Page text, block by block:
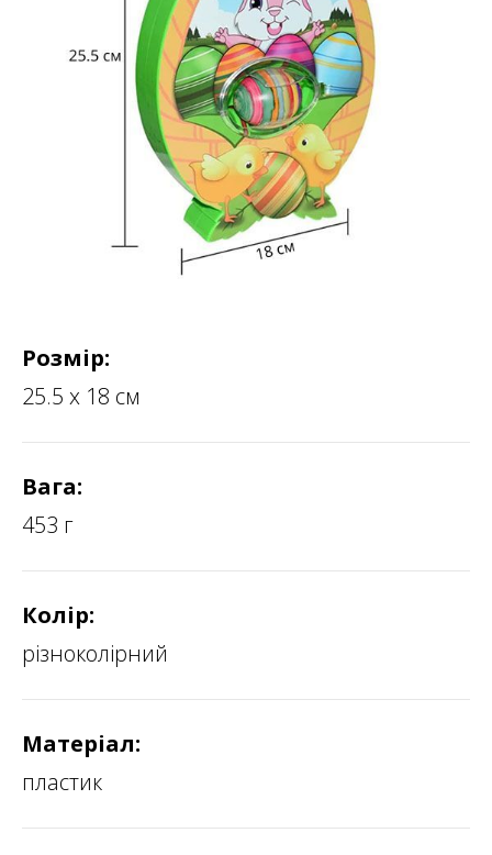
Розмір:
25.5 х 18 см
Вага:
453 г
Колір:
різноколірний
Матеріал:
пластик